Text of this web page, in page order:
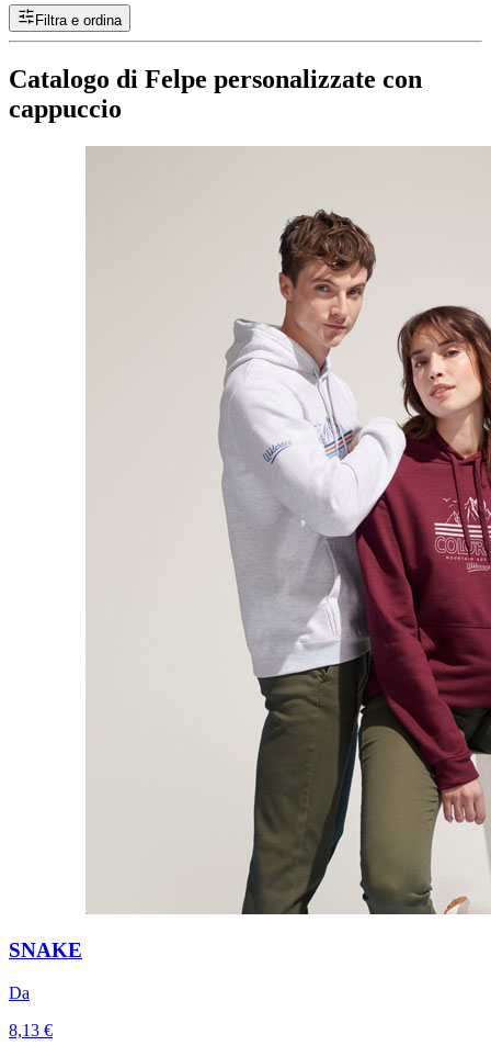
Filtra e ordina
Catalogo di Felpe personalizzate con
cappuccio
SNAKE
Da
8,13 €